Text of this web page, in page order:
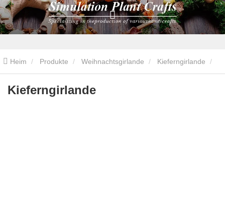
Heim Produkte Weihnachtsgirlande Kieferngirlande
Kieferngirlande
Kieferngirlande